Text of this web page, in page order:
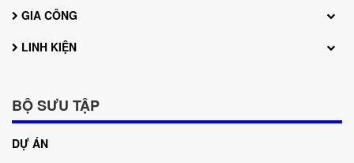
GIA CÔNG
LINH KIỆN
BỘ SƯU TẬP
DỰ ÁN